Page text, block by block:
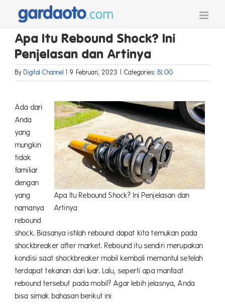
content
Apa Itu Rebound Shock? Ini
Penjelasan dan Artinya
By Digital Channel | 9 Februari, 2023 | Categories: BLOG
Apa Itu Rebound Shock? Ini Penjelasan dan
Artinya
Ada dari
Anda
yang
mungkin
tidak
familiar
dengan
yang
namanya
rebound
shock. Biasanya istilah rebound dapat kita temukan pada
shockbreaker after market. Rebound itu sendiri merupakan
kondisi saat shockbreaker mobil kembali memantul setelah
terdapat tekanan dari luar. Lalu, seperti apa manfaat
rebound tersebut pada mobil? Agar lebih jelasnya, Anda
bisa simak bahasan berikut ini: